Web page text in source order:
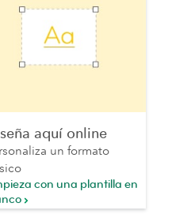
aquí online
un formato
con una plantilla en